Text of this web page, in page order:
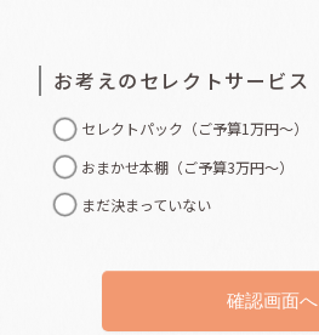
お考えのセレクトサービス
セレクトパック（ご予算1万円〜）
おまかせ本棚（ご予算3万円〜）
まだ決まっていない
確認画面へ